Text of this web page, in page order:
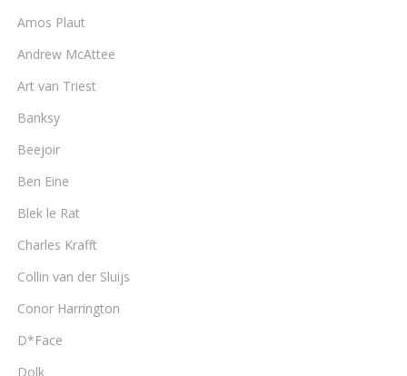
Amos Plaut
Andrew McAttee
Art van Triest
Banksy
Beejoir
Ben Eine
Blek le Rat
Charles Krafft
Collin van der Sluijs
Conor Harrington
D*Face
Dolk